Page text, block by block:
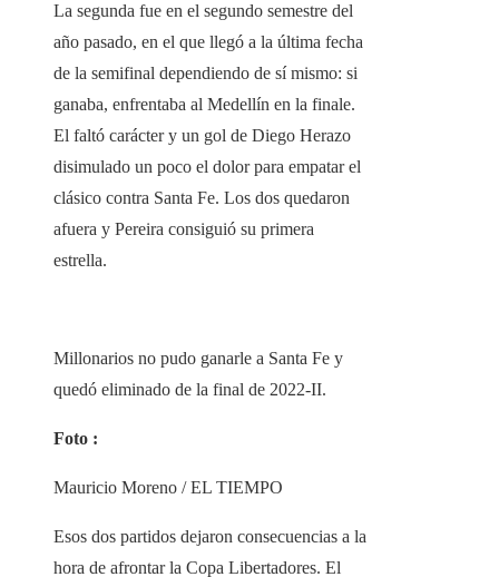
La segunda fue en el segundo semestre del
año pasado, en el que llegó a la última fecha
de la semifinal dependiendo de sí mismo: si
ganaba, enfrentaba al Medellín en la finale.
El faltó carácter y un gol de Diego Herazo
disimulado un poco el dolor para empatar el
clásico contra Santa Fe. Los dos quedaron
afuera y Pereira consiguió su primera
estrella.
Millonarios no pudo ganarle a Santa Fe y
quedó eliminado de la final de 2022-II.
Foto :
Mauricio Moreno / EL TIEMPO
Esos dos partidos dejaron consecuencias a la
hora de afrontar la Copa Libertadores. El